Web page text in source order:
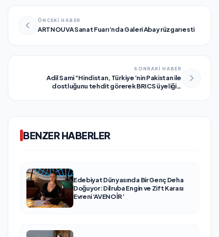
ÖNCEKİ HABER
ARTNOUVA Sanat Fuarı’nda Galeri Abay rüzgarı esti
SONRAKİ HABER
Adil Sami “Hindistan, Türkiye’nin Pakistan ile
dostluğunu tehdit görerek BRICS üyeliğini
BENZER HABERLER
Edebiyat Dünyasında Bir Genç Deha
Doğuyor: Dilruba Engin ve Zift Karası
Evreni ‘AVENOİR’